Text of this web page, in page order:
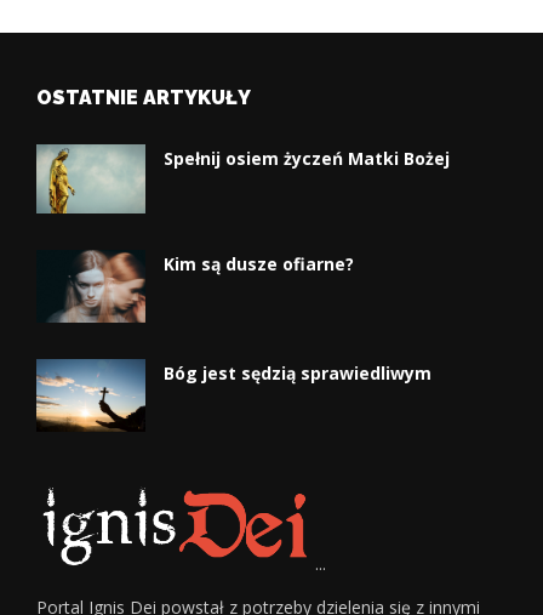
OSTATNIE ARTYKUŁY
Spełnij osiem życzeń Matki Bożej
Kim są dusze ofiarne?
Bóg jest sędzią sprawiedliwym
...
Portal Ignis Dei powstał z potrzeby dzielenia się z innymi